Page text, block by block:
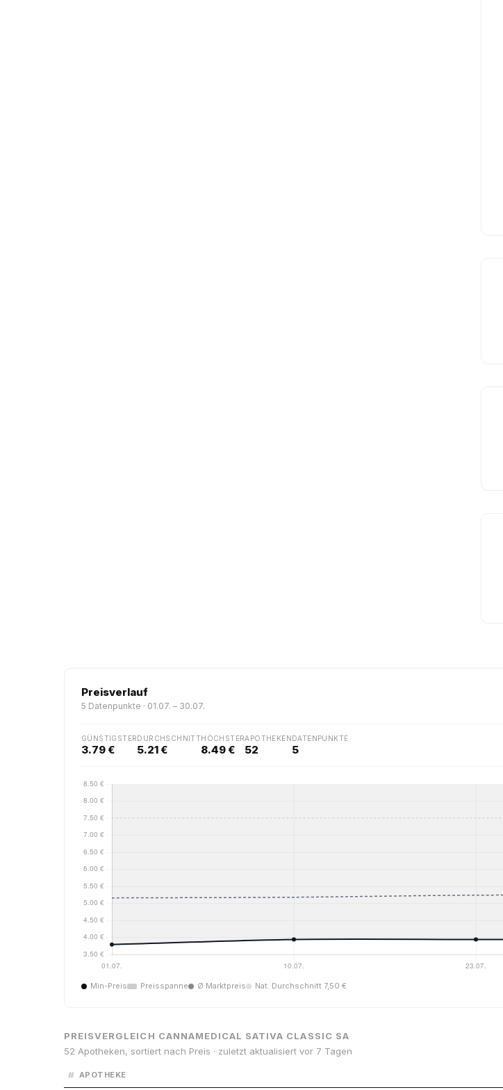
Preisverlauf
5 Datenpunkte · 01.07. – 30.07.
GÜNSTIGSTER
3.79 €
DURCHSCHNITT
5.21 €
HÖCHSTER
8.49 €
APOTHEKEN
52
DATENPUNKTE
5
Min-Preis Preisspanne Ø Marktpreis Nat. Durchschnitt 7,50 €
PREISVERGLEICH CANNAMEDICAL SATIVA CLASSIC SA
52 Apotheken, sortiert nach Preis · zuletzt aktualisiert vor 7 Tagen
# APOTHEKE